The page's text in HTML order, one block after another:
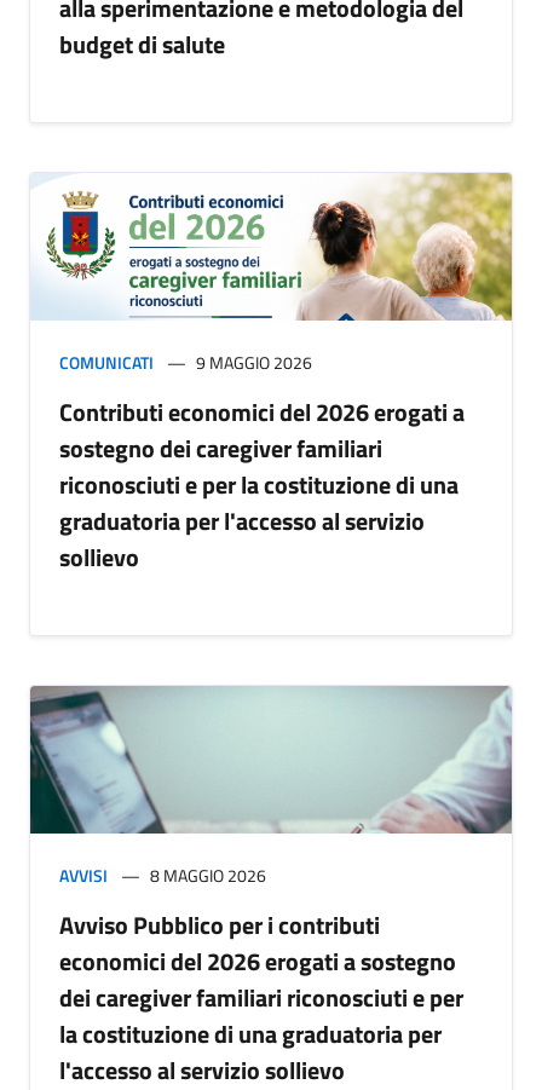
budget di salute
COMUNICATI 9 MAGGIO 2026
Contributi economici del 2026 erogati a
sostegno dei caregiver familiari
riconosciuti e per la costituzione di una
graduatoria per l'accesso al servizio
sollievo
AVVISI 8 MAGGIO 2026
Avviso Pubblico per i contributi
economici del 2026 erogati a sostegno
dei caregiver familiari riconosciuti e per
la costituzione di una graduatoria per
l'accesso al servizio sollievo